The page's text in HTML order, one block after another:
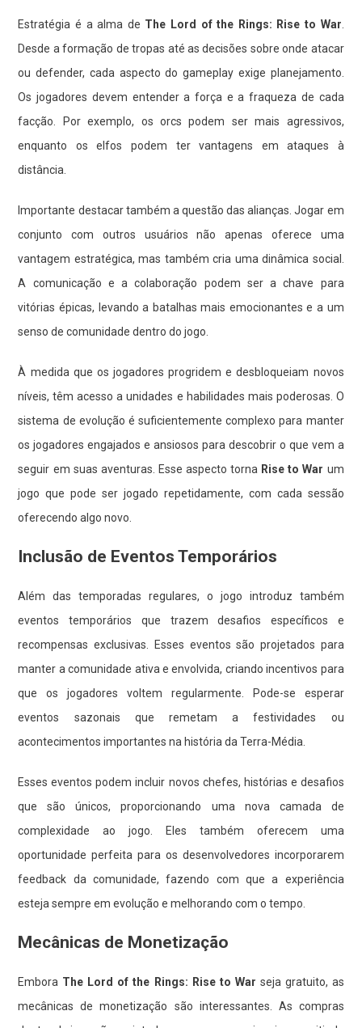
Estratégia é a alma de The Lord of the Rings: Rise to War
Desde a formação de tropas até as decisões sobre onde atacar
ou defender, cada aspecto do gameplay exige planejamento.
Os jogadores devem entender a força e a fraqueza de cada
facção. Por exemplo, os orcs podem ser mais agressivos,
enquanto os elfos podem ter vantagens em ataques à
distância.
Importante destacar também a questão das alianças. Jogar em
conjunto com outros usuários não apenas oferece uma
vantagem estratégica, mas também cria uma dinâmica social.
A comunicação e a colaboração podem ser a chave para
vitórias épicas, levando a batalhas mais emocionantes e a um
senso de comunidade dentro do jogo.
À medida que os jogadores progridem e desbloqueiam novos
níveis, têm acesso a unidades e habilidades mais poderosas. O
sistema de evolução é suficientemente complexo para manter
os jogadores engajados e ansiosos para descobrir o que vem a
seguir em suas aventuras. Esse aspecto torna Rise to War um
jogo que pode ser jogado repetidamente, com cada sessão
oferecendo algo novo.
Inclusão de Eventos Temporários
Além das temporadas regulares, o jogo introduz também
eventos temporários que trazem desafios específicos e
recompensas exclusivas. Esses eventos são projetados para
manter a comunidade ativa e envolvida, criando incentivos para
que os jogadores voltem regularmente. Pode-se esperar
eventos sazonais que remetam a festividades ou
acontecimentos importantes na história da Terra-Média.
Esses eventos podem incluir novos chefes, histórias e desafios
que são únicos, proporcionando uma nova camada de
complexidade ao jogo. Eles também oferecem uma
oportunidade perfeita para os desenvolvedores incorporarem
feedback da comunidade, fazendo com que a experiência
esteja sempre em evolução e melhorando com o tempo.
Mecânicas de Monetização
Embora The Lord of the Rings: Rise to War seja gratuito, as
mecânicas de monetização são interessantes. As compras